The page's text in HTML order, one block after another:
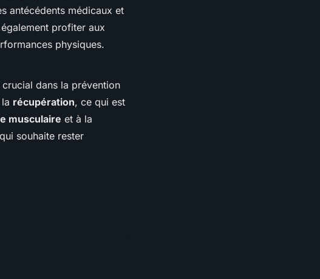
antécédents médicaux et
profiter aux
physiques.
dans la prévention
récupération, ce qui est
musculaire et à la
souhaite rester